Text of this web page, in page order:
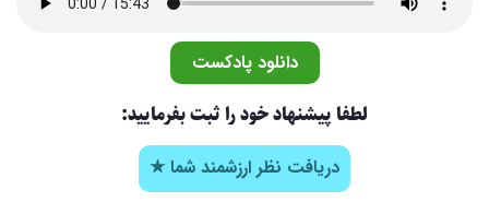
دانلود پادکست
لطفا پیشنهاد خود را ثبت بفرمایید:
دریافت نظر ارزشمند شما ★